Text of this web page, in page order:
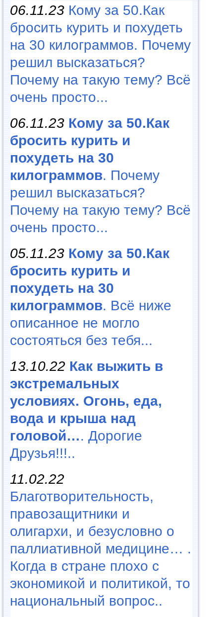
06.11.23 Кому за 50.Как
бросить курить и похудеть
на 30 килограммов. Почему
решил высказаться?
Почему на такую тему? Всё
очень просто...
06.11.23 Кому за 50.Как
бросить курить и
похудеть на 30
килограммов. Почему
решил высказаться?
Почему на такую тему? Всё
очень просто...
05.11.23 Кому за 50.Как
бросить курить и
похудеть на 30
килограммов. Всё ниже
описанное не могло
состояться без тебя...
13.10.22 Как выжить в
экстремальных
условиях. Огонь, еда,
вода и крыша над
головой…. Дорогие
Друзья!!!..
11.02.22
Благотворительность,
правозащитники и
олигархи, и безусловно о
паллиативной медицине… .
Когда в стране плохо с
экономикой и политикой, то
национальный вопрос..